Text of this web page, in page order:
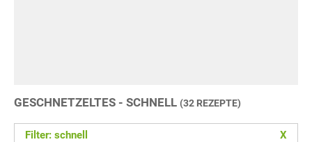
GESCHNETZELTES - SCHNELL (32 REZEPTE)
Filter: schnell X